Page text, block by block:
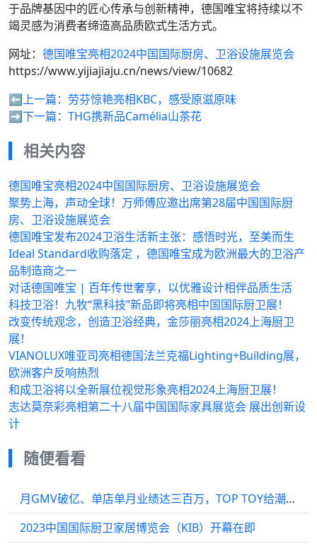
于品牌基因中的匠心传承与创新精神，德国唯宝将持续以不
竭灵感为消费者缔造高品质欧式生活方式。
网址： 德国唯宝亮相2024中国国际厨房、卫浴设施展览会
https://www.yijiajiaju.cn/news/view/10682
⬅️上一篇： 劳芬惊艳亮相KBC，感受原滋原味
➡️下一篇： THG携新品Camélia山茶花
相关内容
德国唯宝亮相2024中国国际厨房、卫浴设施展览会
聚势上海，声动全球！万师傅应邀出席第28届中国国际厨
房、卫浴设施展览会
德国唯宝发布2024卫浴生活新主张：感悟时光，至美而生
Ideal Standard收购落定 ，德国唯宝成为欧洲最大的卫浴产
品制造商之一
对话德国唯宝 | 百年传世奢享，以优雅设计相伴品质生活
科技卫浴！九牧“黑科技”新品即将亮相中国国际厨卫展！
改变传统观念，创造卫浴经典，金莎丽亮相2024上海厨卫
展！
VIANOLUX唯亚司亮相德国法兰克福Lighting+Building展，
欧洲客户反响热烈
和成卫浴将以全新展位视觉形象亮相2024上海厨卫展！
志达莫奈彩亮相第二十八届中国国际家具展览会 展出创新设
计
随便看看
月GMV破亿、单店单月业绩达三百万，TOP TOY给潮玩行业带来了哪些惊喜？
2023中国国际厨卫家居博览会（KIB）开幕在即